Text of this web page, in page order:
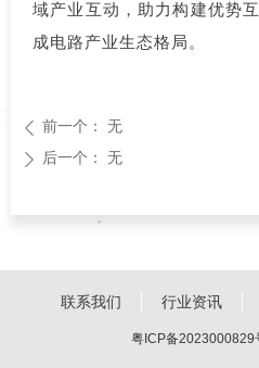
域产业互动，助力构建优势
成电路产业生态格局。
ꄴ 前一个： 无
ꄲ 后一个： 无
联系我们 行业资讯
粤ICP备2023000829